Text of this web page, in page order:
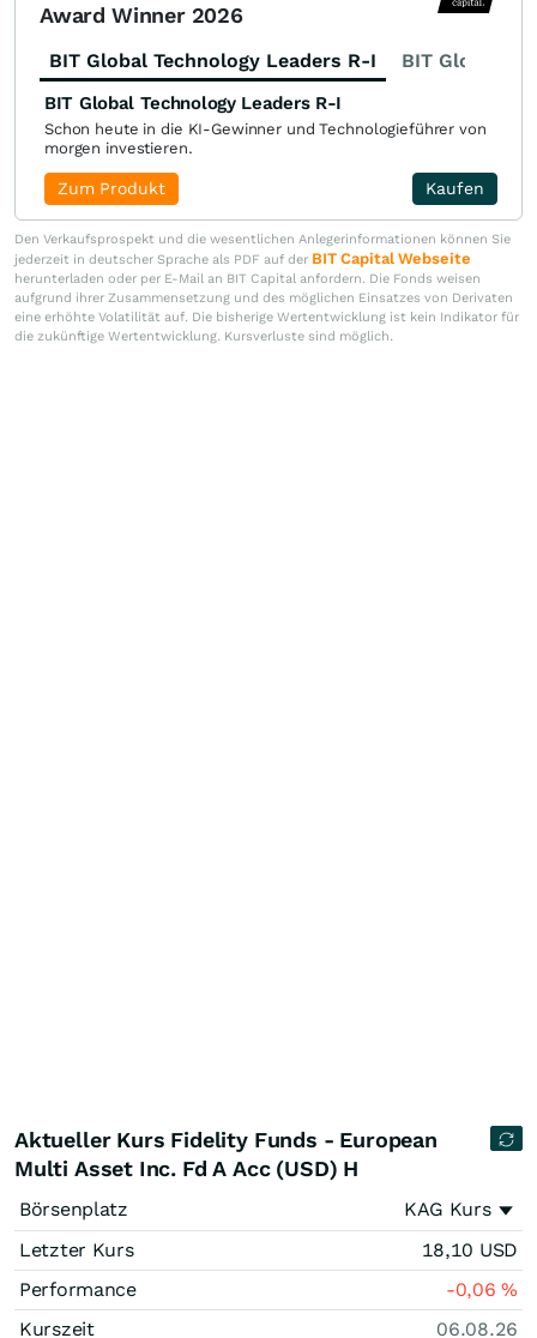
Award Winner 2026
BIT Global Technology Leaders R-I BIT Global
BIT Global Technology Leaders R-I
Schon heute in die KI-Gewinner und Technologieführer von
morgen investieren.
Kaufen
Zum Produkt
Den Verkaufsprospekt und die wesentlichen Anlegerinformationen können Sie
jederzeit in deutscher Sprache als PDF auf der BIT Capital Webseite
herunterladen oder per E-Mail an BIT Capital anfordern. Die Fonds weisen
aufgrund ihrer Zusammensetzung und des möglichen Einsatzes von Derivaten
eine erhöhte Volatilität auf. Die bisherige Wertentwicklung ist kein Indikator für
die zukünftige Wertentwicklung. Kursverluste sind möglich.
Aktueller Kurs Fidelity Funds - European
Multi Asset Inc. Fd A Acc (USD) H
Börsenplatz
KAG Kurs
Letzter Kurs
18,10 USD
Performance
-0,06%
Kurszeit
06.08.26